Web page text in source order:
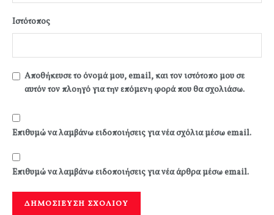
Ιστότοπος
Αποθήκευσε το όνομά μου, email, και τον ιστότοπο μου σε
αυτόν τον πλοηγό για την επόμενη φορά που θα σχολιάσω.
Επιθυμώ να λαμβάνω ειδοποιήσεις για νέα σχόλια μέσω email.
Επιθυμώ να λαμβάνω ειδοποιήσεις για νέα άρθρα μέσω email.